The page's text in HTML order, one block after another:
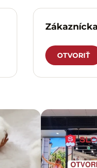
OTVORIŤ